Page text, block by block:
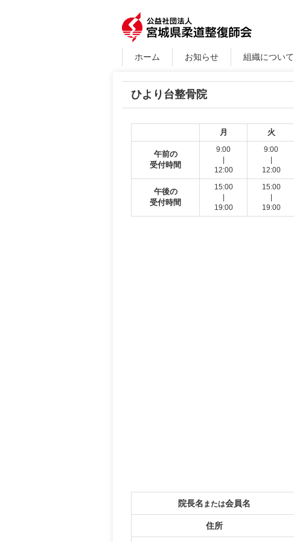
ホーム お知らせ 組織について
ひより台整骨院
月 火
午前の
受付時間
9:00
12:00
9:00
12:00
午後の
受付時間
15:00
19:00
15:00
19:00
院長名 または会員名
住所